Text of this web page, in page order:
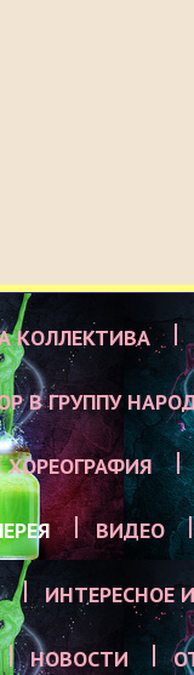
КОЛЛЕКТИВА
В ГРУППУ
ХОРЕОГРАФИЯ
ВИДЕО
ИНТЕРЕСНОЕ
НОВОСТИ